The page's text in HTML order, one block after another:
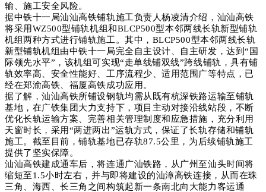
输、施工安全风险。
据中铁十一局汕汕高铁铺轨施工负责人杨凌清介绍，汕汕高铁
将采用WZ500型铺轨机组和BLCP500型本邻两线长轨新型铺轨
机组两种方式进行铺轨施工。其中，BLCP500型本邻两线长轨
新型铺轨机组由中铁十一局完全自主设计、自主研发，达到“国
际领先水平”，该机组可实现“走单线铺双线”跨线铺轨，具有铺
轨效率高、安全性能好、工序流程少、适用范围广等特点，已
经在郑渝高铁、福厦高铁成功应用。
据了解，汕汕高铁所铺设钢轨均需从既有杭深铁路运输至铺轨
基地，在广铁集团大力支持下，项目主动对接沿线站段，不断
优化长轨运输方案、完善相关管理制度和应急措施，充分利用
天窗时长，采用“两进两出”运轨方式，保证了长轨存储和铺轨
施工。截至目前，铺轨基地已存轨87.5公里，为后续铺轨施工
提供了坚实保障。
汕汕高铁建成通车后，将连通广汕铁路，从广州至汕头时间将
缩短至1.5小时左右，并与即将建设的汕漳高铁连接，从而在珠
三角、海西、长三角之间构筑起新一条南北向大能力客运通